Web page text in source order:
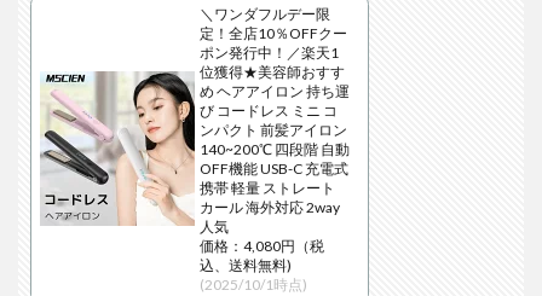
＼ワンダフルデー限
定！全店10％OFFクー
ポン発行中！／楽天1
位獲得★美容師おすす
め ヘアアイロン 持ち運
び コードレス ミニ コ
ンパクト 前髪アイロン
140~200℃ 四段階 自動
OFF機能 USB-C 充電式
携帯 軽量 ストレート
カール 海外対応 2way
人気
価格：4,080円（税
込、送料無料)
(2025/10/1時点)